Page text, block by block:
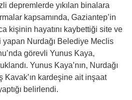
depremlerde yıkılan binalara
kapsamında, Gaziantep’in
kişinin hayatını kaybettiği site ve
yapan Nurdağı Belediye Meclis
görevli Yunus Kaya,
Yunus Kaya’nın, Nurdağı
Kavak’ın kardeşine ait inşaat
belirlendi.